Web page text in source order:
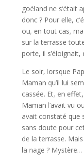
goéland ne s’était
donc ? Pour elle,
ou, en tout cas,
sur la terrasse
porte, il
Le soir, lorsque
Maman qu’il lui
cassée. Et, en
Maman l’avait vu
avait constaté que
sans doute pour
de la terrasse.
la nage ? Mystère…